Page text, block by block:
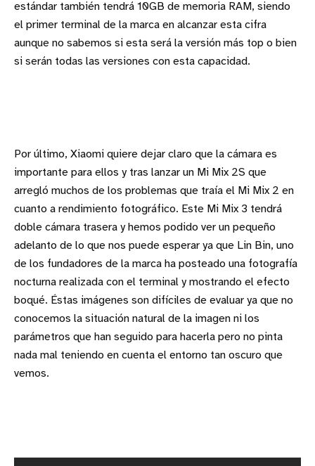
estándar también tendrá 10GB de memoria RAM, siendo
el primer terminal de la marca en alcanzar esta cifra
aunque no sabemos si esta será la versión más top o bien
si serán todas las versiones con esta capacidad.
Por último, Xiaomi quiere dejar claro que la cámara es
importante para ellos y tras lanzar un Mi Mix 2S que
arregló muchos de los problemas que traía el Mi Mix 2 en
cuanto a rendimiento fotográfico. Este Mi Mix 3 tendrá
doble cámara trasera y hemos podido ver un pequeño
adelanto de lo que nos puede esperar ya que Lin Bin, uno
de los fundadores de la marca ha posteado una fotografía
nocturna realizada con el terminal y mostrando el efecto
boqué. Éstas imágenes son difíciles de evaluar ya que no
conocemos la situación natural de la imagen ni los
parámetros que han seguido para hacerla pero no pinta
nada mal teniendo en cuenta el entorno tan oscuro que
vemos.